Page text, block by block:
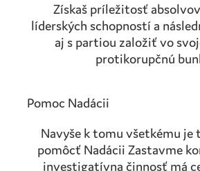
Získaš príležitosť
líderských schopností a
aj s partiou založiť vo
protikorupčnú
Pomoc Nadácii
Navyše k tomu všetkému je
pomôcť Nadácii Zastavme
investigatívna činnosť má